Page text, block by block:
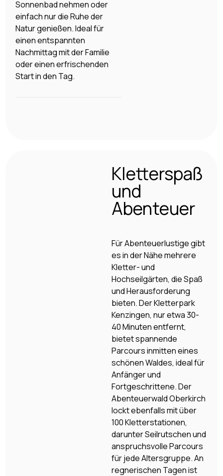
Sonnenbad nehmen oder
einfach nur die Ruhe der
Natur genießen. Ideal für
einen entspannten
Nachmittag mit der Familie
oder einen erfrischenden
Start in den Tag.
Kletterspaß
und
Abenteuer
Für Abenteuerlustige gibt
es in der Nähe mehrere
Kletter- und
Hochseilgärten, die Spaß
und Herausforderung
bieten. Der Kletterpark
Kenzingen, nur etwa 30-
40 Minuten entfernt,
bietet spannende
Parcours inmitten eines
schönen Waldes, ideal für
Anfänger und
Fortgeschrittene. Der
Abenteuerwald Oberkirch
lockt ebenfalls mit über
100 Kletterstationen,
darunter Seilrutschen und
anspruchsvolle Parcours
für jede Altersgruppe. An
regnerischen Tagen ist